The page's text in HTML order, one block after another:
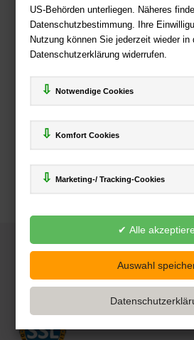
US-Behörden unterliegen. Näheres
Datenschutzbestimmung. Ihre
Nutzung können Sie jederzeit wieder in
Datenschutzerklärung widerrufen.
Notwendige Cookies
Komfort Cookies
Marketing-/ Tracking-Cookies
Zahlweisen
Deutsche-Buchhandlung.de
www.deutsche-buchhandlung.de ist ein
Handelsgesellschaft mbH
Powered by Inooga